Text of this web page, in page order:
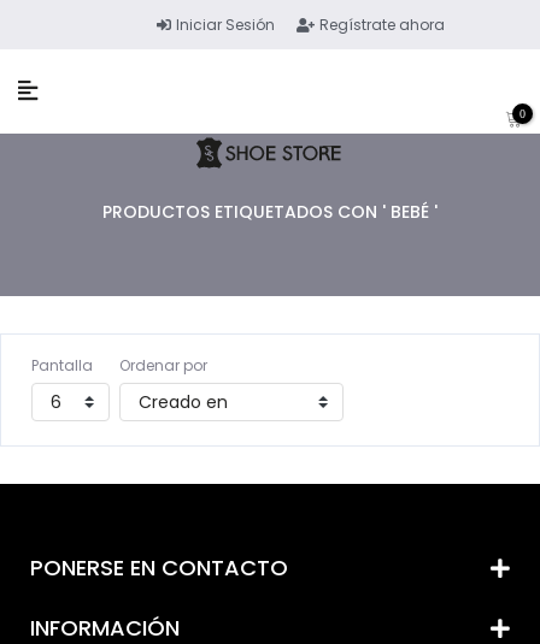
Iniciar Sesión Regístrate ahora
0
PRODUCTOS ETIQUETADOS CON ' BEBÉ '
Pantalla Ordenar por
PONERSE EN CONTACTO
INFORMACIÓN